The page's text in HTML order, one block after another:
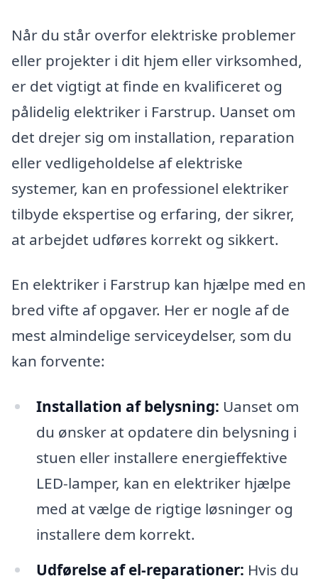
Når du står overfor elektriske problemer
eller projekter i dit hjem eller virksomhed,
er det vigtigt at finde en kvalificeret og
pålidelig elektriker i Farstrup. Uanset om
det drejer sig om installation, reparation
eller vedligeholdelse af elektriske
systemer, kan en professionel elektriker
tilbyde ekspertise og erfaring, der sikrer,
at arbejdet udføres korrekt og sikkert.
En elektriker i Farstrup kan hjælpe med en
bred vifte af opgaver. Her er nogle af de
mest almindelige serviceydelser, som du
kan forvente:
Installation af belysning: Uanset om
du ønsker at opdatere din belysning i
stuen eller installere energieffektive
LED-lamper, kan en elektriker hjælpe
med at vælge de rigtige løsninger og
installere dem korrekt.
Udførelse af el-reparationer: Hvis du